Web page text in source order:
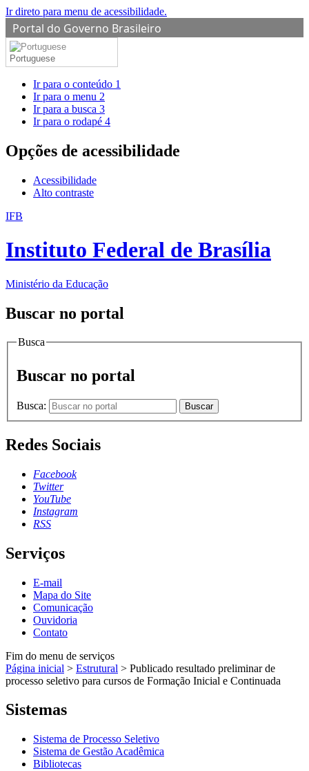
Ir direto para menu de acessibilidade.
Portal do Governo Brasileiro
Portuguese
Ir para o conteúdo 1
Ir para o menu 2
Ir para a busca 3
Ir para o rodapé 4
Opções de acessibilidade
Acessibilidade
Alto contraste
IFB
Instituto Federal de Brasília
Ministério da Educação
Buscar no portal
Busca
Buscar no portal
Busca: Buscar
Redes Sociais
Facebook
Twitter
YouTube
Instagram
RSS
Serviços
E-mail
Mapa do Site
Comunicação
Ouvidoria
Contato
Fim do menu de serviços
Página inicial > Estrutural > Publicado resultado preliminar de
processo seletivo para cursos de Formação Inicial e Continuada
Sistemas
Sistema de Processo Seletivo
Sistema de Gestão Acadêmica
Bibliotecas